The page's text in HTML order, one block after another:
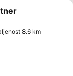
8.6 km